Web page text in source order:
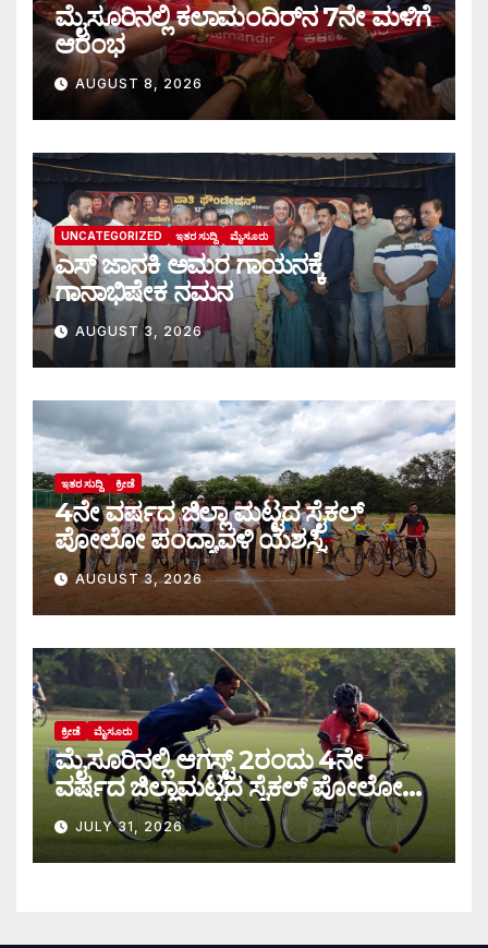
ಮೈಸೂರಿನಲ್ಲಿ ಕಲಾಮಂದಿರ್‌ನ 7ನೇ ಮಳಿಗೆ
ಆರಂಭ
AUGUST 8, 2026
UNCATEGORIZED ಇತರ ಸುದ್ದಿ ಮೈಸೂರು
ಎಸ್ ಜಾನಕಿ ಅಮರ ಗಾಯನಕ್ಕೆ
ಗಾನಾಭಿಷೇಕ ನಮನ
AUGUST 3, 2026
ಇತರ ಸುದ್ದಿ ಕ್ರೀಡೆ
4ನೇ ವರ್ಷದ ಜಿಲ್ಲಾ ಮಟ್ಟದ ಸೈಕಲ್
ಪೋಲೋ ಪಂದ್ಯಾವಳಿ ಯಶಸ್ವಿ
AUGUST 3, 2026
ಕ್ರೀಡೆ ಮೈಸೂರು
ಮೈಸೂರಿನಲ್ಲಿ ಆಗಸ್ಟ್‌ 2ರಂದು 4ನೇ
ವರ್ಷದ ಜಿಲ್ಲಾಮಟ್ಟದ ಸೈಕಲ್ ಪೋಲೋ
ಪಂದ್ಯಾವಳಿ
JULY 31, 2026